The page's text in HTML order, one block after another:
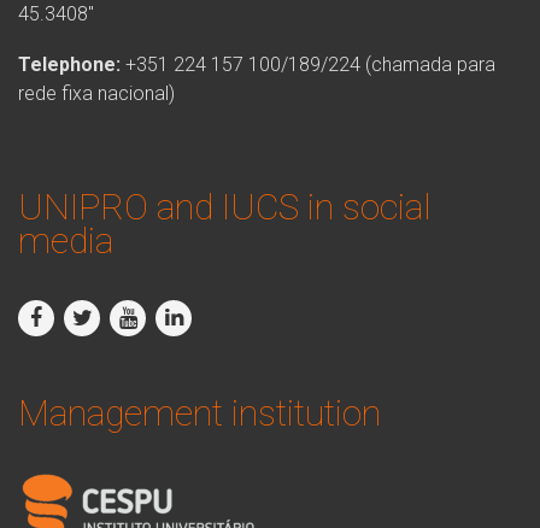
45.3408″
Telephone: +351 224 157 100/189/224 (chamada para
rede fixa nacional)
UNIPRO and IUCS in social
media
Management institution
logo_iucs_cor.png